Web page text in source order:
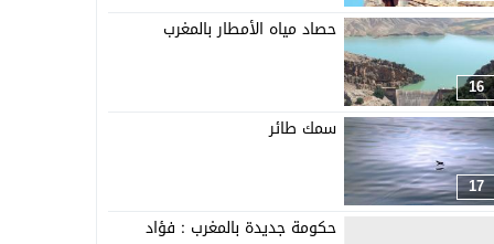
16
حصاد مياه الأمطار بالمغرب
17
سمك طائر
حكومة جديدة بالمغرب : فؤاد